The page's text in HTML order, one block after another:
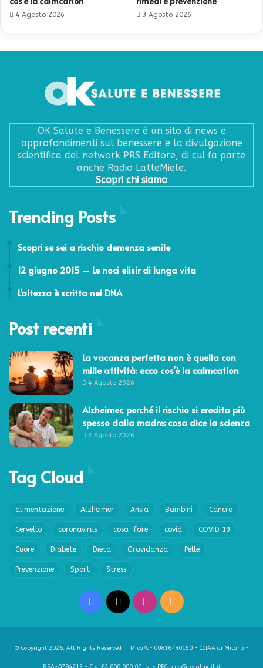
4 Agosto 2026 3 Agosto 2026
OK Salute e Benessere è un sito di news e
approfondimenti sul benessere e la divulgazione
scientifica del network PRS Editore, di cui fa parte
anche Radio LatteMiele.
Scopri chi siamo
Trending Posts
Scopri se sei a rischio demenza senile
12 giugno 2015 – Le noci elisir di lunga vita
L’altezza è scritta nel DNA
Post recenti
La vacanza perfetta non è quella con
mille attività: ecco cos’è la calmcation
4 Agosto 2026
Alzheimer, perché il rischio si eredita più
spesso dalla madre: cosa dice la scienza
3 Agosto 2026
Tag Cloud
alimentazione Alzheimer Ansia Bambini Cancro
Cervello coronavirus cosa-fare covid COVID 19
Cuore Diabete Dieta Gravidanza Pelle
Prevenzione Sport Stress
Facebook Instagram
RSS
© Copyright 2026, All Rights Reserved | P.Iva/CF 00816440150 - CCIAA di Milano -